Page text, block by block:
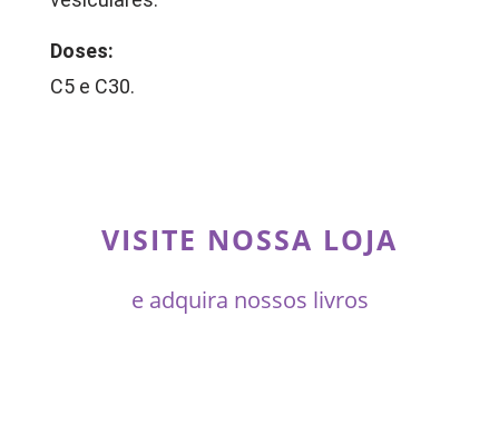
Doses:
C5 e C30.
VISITE NOSSA LOJA
e adquira nossos livros